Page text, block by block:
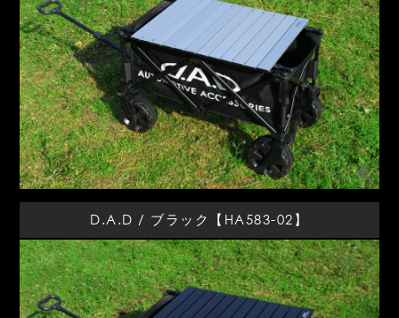
D.A.D / ブラック【HA583-02】